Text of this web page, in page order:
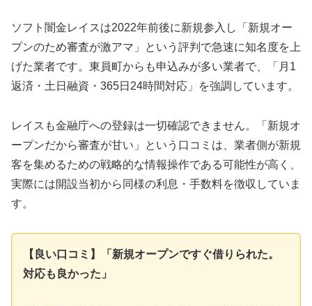
ソフト闇金レイスは2022年前後に新規参入し「新規オー
プンのため審査が激アマ」という評判で急速に知名度を上
げた業者です。東員町からも申込みが多い業者で、「月1
返済・土日融資・365日24時間対応」を強調しています。
レイスも金融庁への登録は一切確認できません。「新規オ
ープンだから審査が甘い」という口コミは、業者側が新規
客を集めるための戦略的な情報操作である可能性が高く、
実際には開設当初から同様の利息・手数料を徴収していま
す。
【良い口コミ】「新規オープンですぐ借りられた。
対応も良かった」